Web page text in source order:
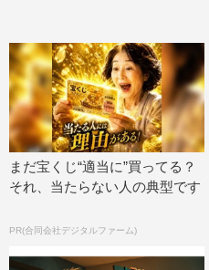
まだ宝くじ“適当に”買ってる？
それ、当たらない人の典型です
PR(合同会社デジタルファーム)